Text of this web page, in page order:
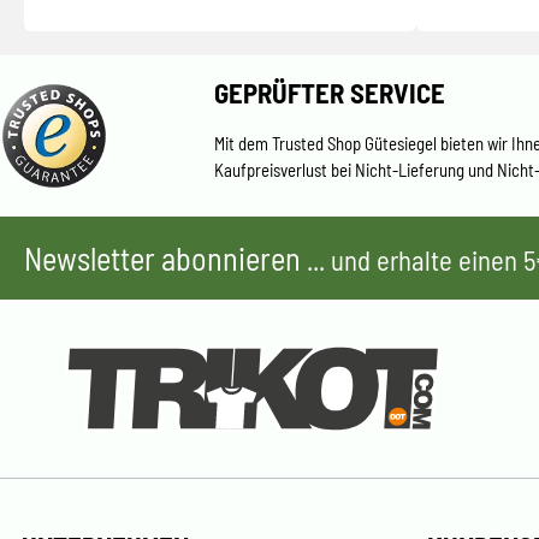
GEPRÜFTER SERVICE
Mit dem Trusted Shop Gütesiegel bieten wir
Kaufpreisverlust bei Nicht-Lieferung und
Newsletter abonnieren ... und erhalte einen